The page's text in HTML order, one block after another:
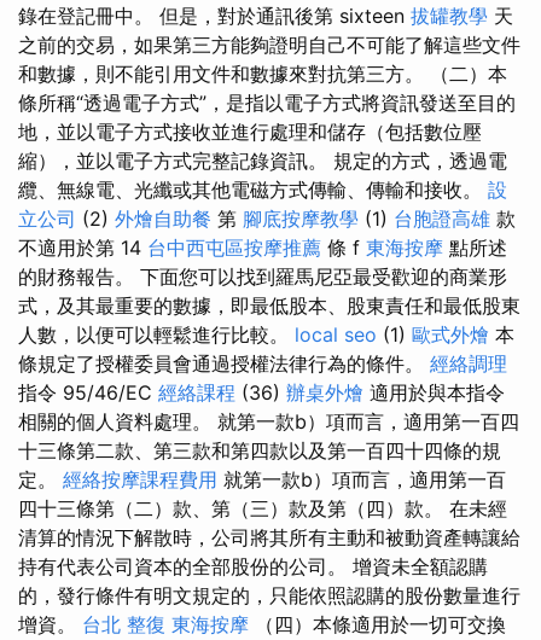
錄在登記冊中。 但是，對於通訊後第 sixteen 拔罐教學 天
之前的交易，如果第三方能夠證明自己不可能了解這些文件
和數據，則不能引用文件和數據來對抗第三方。 （二）本
條所稱“透過電子方式”，是指以電子方式將資訊發送至目的
地，並以電子方式接收並進行處理和儲存（包括數位壓
縮），並以電子方式完整記錄資訊。 規定的方式，透過電
纜、無線電、光纖或其他電磁方式傳輸、傳輸和接收。 設
立公司 (2) 外燴自助餐 第 腳底按摩教學 (1) 台胞證高雄 款
不適用於第 14 台中西屯區按摩推薦 條 f 東海按摩 點所述
的財務報告。 下面您可以找到羅馬尼亞最受歡迎的商業形
式，及其最重要的數據，即最低股本、股東責任和最低股東
人數，以便可以輕鬆進行比較。 local seo (1) 歐式外燴 本
條規定了授權委員會通過授權法律行為的條件。 經絡調理
指令 95/46/EC 經絡課程 (36) 辦桌外燴 適用於與本指令
相關的個人資料處理。 就第一款b）項而言，適用第一百四
十三條第二款、第三款和第四款以及第一百四十四條的規
定。 經絡按摩課程費用 就第一款b）項而言，適用第一百
四十三條第（二）款、第（三）款及第（四）款。 在未經
清算的情況下解散時，公司將其所有主動和被動資產轉讓給
持有代表公司資本的全部股份的公司。 增資未全額認購
的，發行條件有明文規定的，只能依照認購的股份數量進行
增資。 台北 整復 東海按摩 （四）本條適用於一切可交換